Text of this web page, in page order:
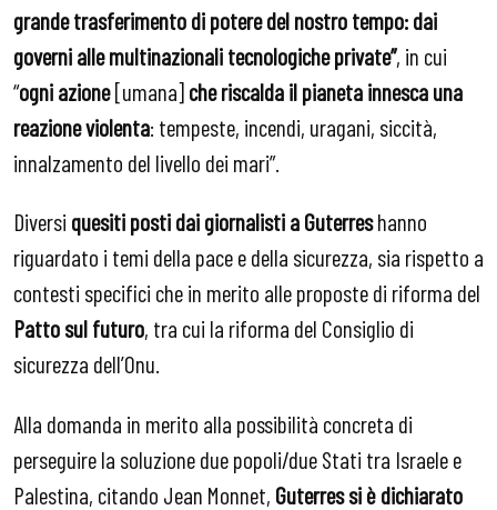
grande trasferimento di potere del nostro tempo: dai
governi alle multinazionali tecnologiche private”, in cui
“ogni azione[umana]che riscalda il pianeta innesca una
reazione violenta: tempeste, incendi, uragani, siccità,
innalzamento del livello dei mari”.
Diversi quesiti postidai giornalisti a Guterreshanno
riguardato i temi della pace e della sicurezza, sia rispetto a
contesti specifici che in merito alle proposte di riforma del
Patto sul futuro, tra cui la riforma del Consiglio di
sicurezza dell’Onu.
Alla domanda in merito alla possibilità concreta di
perseguire la soluzione due popoli/due Stati tra Israele e
Palestina, citando Jean Monnet, Guterres si è dichiarato